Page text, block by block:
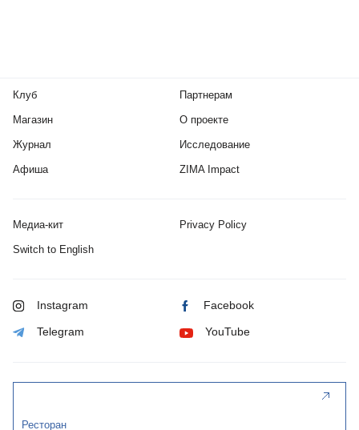
Клуб
Магазин
Журнал
Афиша
Партнерам
О проекте
Исследование
ZIMA Impact
Медиа-кит Privacy Policy
Switch to English
Instagram Facebook
Telegram YouTube
Ресторан